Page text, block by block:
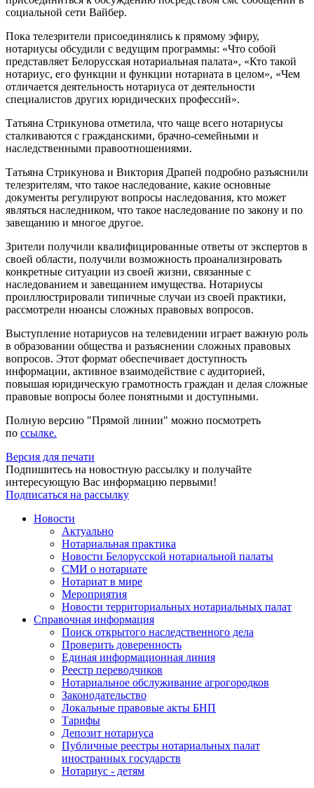
социальной сети Вайбер.
Пока телезрители присоединялись к прямому эфиру,
нотариусы обсудили с ведущим программы: «Что собой
представляет Белорусская нотариальная палата», «Кто такой
нотариус, его функции и функции нотариата в целом», «Чем
отличается деятельность нотариуса от деятельности
специалистов других юридических профессий».
Татьяна Стрикунова отметила, что чаще всего нотариусы
сталкиваются с гражданскими, брачно-семейными и
наследственными правоотношениями.
Татьяна Стрикунова и Виктория Драпей подробно разъяснили
телезрителям, что такое наследование, какие основные
документы регулируют вопросы наследования, кто может
являться наследником, что такое наследование по закону и по
завещанию и многое другое.
Зрители получили квалифицированные ответы от экспертов в
своей области, получили возможность проанализировать
конкретные ситуации из своей жизни, связанные с
наследованием и завещанием имущества. Нотариусы
проиллюстрировали типичные случаи из своей практики,
рассмотрели нюансы сложных правовых вопросов.
Выступление нотариусов на телевидении играет важную роль
в образовании общества и разъяснении сложных правовых
вопросов. Этот формат обеспечивает доступность
информации, активное взаимодействие с аудиторией,
повышая юридическую грамотность граждан и делая сложные
правовые вопросы более понятными и доступными.
Полную версию "Прямой линии" можно посмотреть
по ссылке.
Версия для печати
Подпишитесь на новостную рассылку и получайте
интересующую Вас информацию первыми!
Подписаться на рассылку
Новости
Актуально
Нотариальная практика
Новости Белорусской нотариальной палаты
СМИ о нотариате
Нотариат в мире
Мероприятия
Новости территориальных нотариальных палат
Справочная информация
Поиск открытого наследственного дела
Проверить доверенность
Единая информационная линия
Реестр переводчиков
Нотариальное обслуживание агрогородков
Законодательство
Локальные правовые акты БНП
Тарифы
Депозит нотариуса
Публичные реестры нотариальных палат
иностранных государств
Нотариус - детям